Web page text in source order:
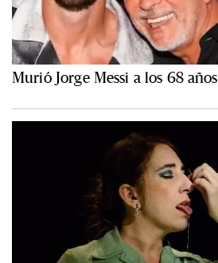
Murió Jorge Messi a los 68 años